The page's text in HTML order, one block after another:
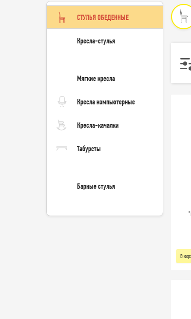
СТУЛЬЯ ОБЕДЕННЫЕ
Кресла-стулья
Мягкие кресла
Кресла компьютерные
Кресла-качалки
Табуреты
Барные стулья
В